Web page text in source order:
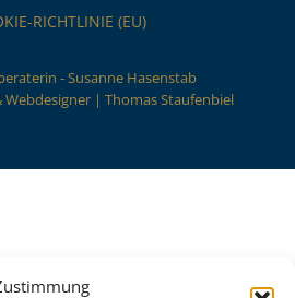
RICHTLINIE (EU)
- Susanne Hasenstab
Webdesigner | Thomas Staufenbiel